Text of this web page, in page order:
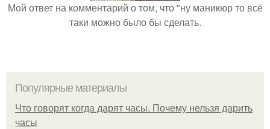
Мой ответ на комментарий о том, что "ну маникюр то всё
таки можно было бы сделать.
Популярные материалы
Что говорят когда дарят часы. Почему нельзя дарить
часы